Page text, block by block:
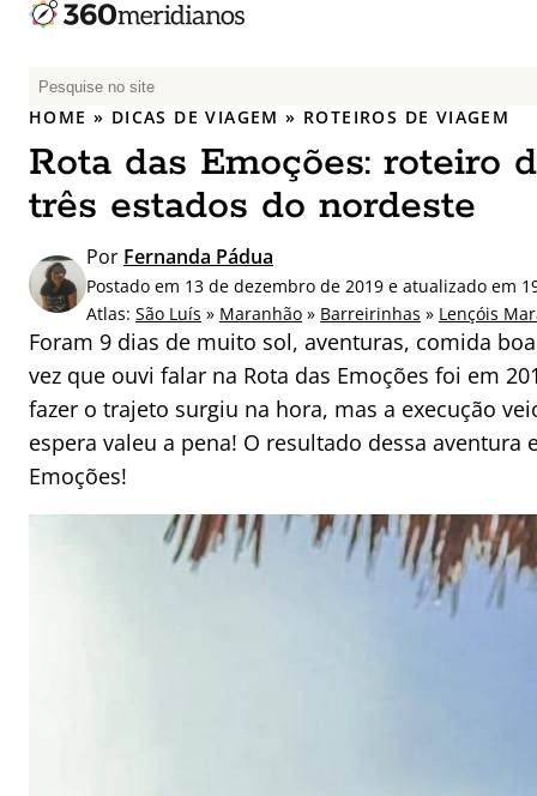
P
e
q
u
i
a
r
p
o
r
:
HOME » DICAS DE VIAGEM » ROTEIROS DE VIAGEM
Rota das Emoções: roteiro
três estados do nordeste
Por Fernanda Pádua
Postado em 13 de dezembro de 2019 e atualizado em
Atlas: São Luís » Maranhão » Barreirinhas » Lençóis
Foram 9 dias de muito sol, aventuras, comida
vez que ouvi falar na Rota das Emoções foi em
fazer o trajeto surgiu na hora, mas a execução
espera valeu a pena! O resultado dessa
Emoções!